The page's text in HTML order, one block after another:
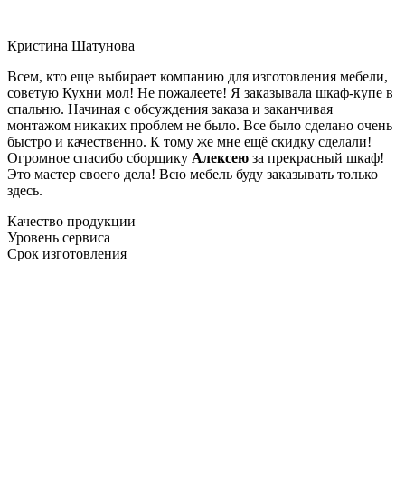
Кристина Шатунова
Всем, кто еще выбирает компанию для изготовления мебели,
советую Кухни мол! Не пожалеете! Я заказывала шкаф-купе в
спальню. Начиная с обсуждения заказа и заканчивая
монтажом никаких проблем не было. Все было сделано очень
быстро и качественно. К тому же мне ещё скидку сделали!
Огромное спасибо сборщику Алексею за прекрасный шкаф!
Это мастер своего дела! Всю мебель буду заказывать только
здесь.
Качество продукции
Уровень сервиса
Срок изготовления